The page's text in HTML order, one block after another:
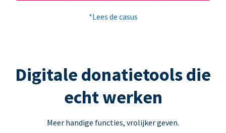
*Lees de casus
Digitale donatietools die
echt werken
Meer handige functies, vrolijker geven.